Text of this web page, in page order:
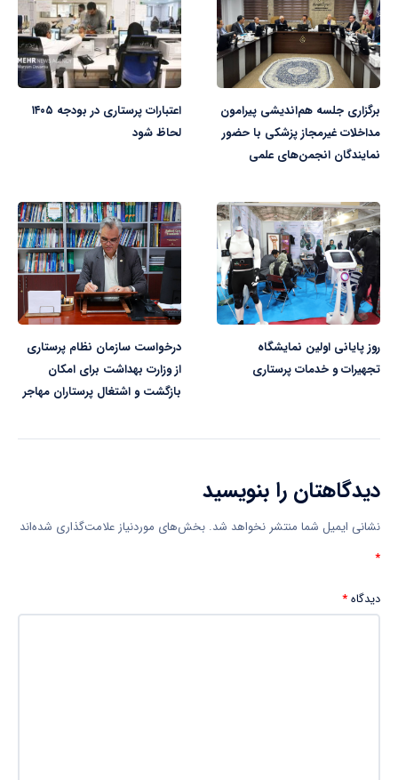
برگزاری جلسه هم‌اندیشی پیرامون
مداخلات غیرمجاز پزشکی با حضور
نمایندگان انجمن‌های علمی
اعتبارات پرستاری در بودجه ۱۴۰۵
لحاظ شود
روز پایانی اولین نمایشگاه
تجهیرات و خدمات پرستاری
درخواست سازمان نظام پرستاری
از وزارت بهداشت برای امکان
بازگشت و اشتغال پرستاران مهاجر
دیدگاهتان را بنویسید
نشانی ایمیل شما منتشر نخواهد شد. بخش‌های موردنیاز علامت‌گذاری شده‌اند
*
دیدگاه*